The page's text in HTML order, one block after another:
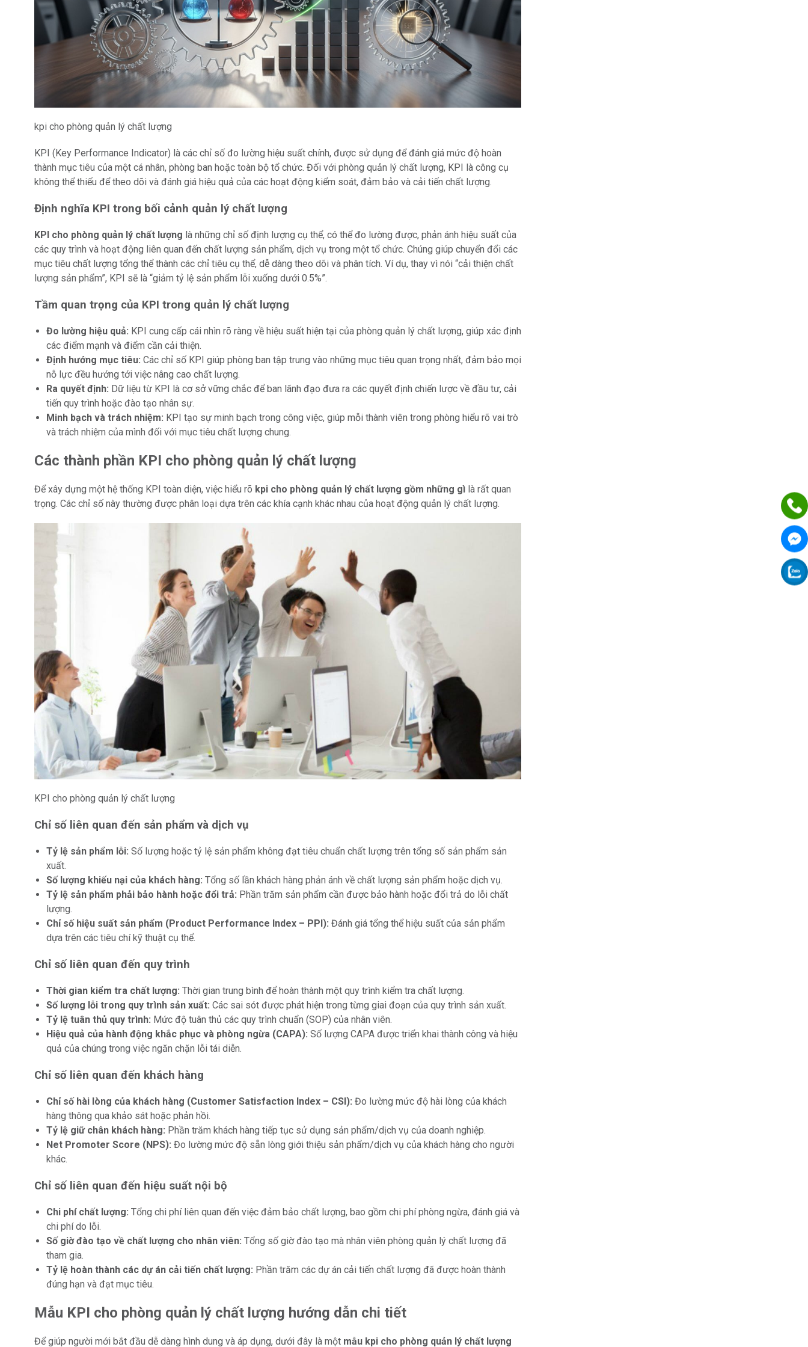
kpi cho phòng quản lý chất lượng
KPI (Key Performance Indicator) là các chỉ số đo lường hiệu suất chính, được sử dụng để đánh giá mức độ hoàn
thành mục tiêu của một cá nhân, phòng ban hoặc toàn bộ tổ chức. Đối với phòng quản lý chất lượng, KPI là công cụ
không thể thiếu để theo dõi và đánh giá hiệu quả của các hoạt động kiểm soát, đảm bảo và cải tiến chất lượng.
Định nghĩa KPI trong bối cảnh quản lý chất lượng
KPI cho phòng quản lý chất lượng là những chỉ số định lượng cụ thể, có thể đo lường được, phản ánh hiệu suất của
các quy trình và hoạt động liên quan đến chất lượng sản phẩm, dịch vụ trong một tổ chức. Chúng giúp chuyển đổi các
mục tiêu chất lượng tổng thể thành các chỉ tiêu cụ thể, dễ dàng theo dõi và phân tích. Ví dụ, thay vì nói “cải thiện chất
lượng sản phẩm”, KPI sẽ là “giảm tỷ lệ sản phẩm lỗi xuống dưới 0.5%”.
Tầm quan trọng của KPI trong quản lý chất lượng
Đo lường hiệu quả: KPI cung cấp cái nhìn rõ ràng về hiệu suất hiện tại của phòng quản lý chất lượng, giúp xác định
các điểm mạnh và điểm cần cải thiện.
Định hướng mục tiêu: Các chỉ số KPI giúp phòng ban tập trung vào những mục tiêu quan trọng nhất, đảm bảo mọi
nỗ lực đều hướng tới việc nâng cao chất lượng.
Ra quyết định: Dữ liệu từ KPI là cơ sở vững chắc để ban lãnh đạo đưa ra các quyết định chiến lược về đầu tư, cải
tiến quy trình hoặc đào tạo nhân sự.
Minh bạch và trách nhiệm: KPI tạo sự minh bạch trong công việc, giúp mỗi thành viên trong phòng hiểu rõ vai trò
và trách nhiệm của mình đối với mục tiêu chất lượng chung.
Các thành phần KPI cho phòng quản lý chất lượng
Để xây dựng một hệ thống KPI toàn diện, việc hiểu rõ kpi cho phòng quản lý chất lượng gồm những gì là rất quan
trọng. Các chỉ số này thường được phân loại dựa trên các khía cạnh khác nhau của hoạt động quản lý chất lượng.
KPI cho phòng quản lý chất lượng
Chỉ số liên quan đến sản phẩm và dịch vụ
Tỷ lệ sản phẩm lỗi: Số lượng hoặc tỷ lệ sản phẩm không đạt tiêu chuẩn chất lượng trên tổng số sản phẩm sản
xuất.
Số lượng khiếu nại của khách hàng: Tổng số lần khách hàng phản ánh về chất lượng sản phẩm hoặc dịch vụ.
Tỷ lệ sản phẩm phải bảo hành hoặc đổi trả: Phần trăm sản phẩm cần được bảo hành hoặc đổi trả do lỗi chất
lượng.
Chỉ số hiệu suất sản phẩm (Product Performance Index – PPI): Đánh giá tổng thể hiệu suất của sản phẩm
dựa trên các tiêu chí kỹ thuật cụ thể.
Chỉ số liên quan đến quy trình
Thời gian kiểm tra chất lượng: Thời gian trung bình để hoàn thành một quy trình kiểm tra chất lượng.
Số lượng lỗi trong quy trình sản xuất: Các sai sót được phát hiện trong từng giai đoạn của quy trình sản xuất.
Tỷ lệ tuân thủ quy trình: Mức độ tuân thủ các quy trình chuẩn (SOP) của nhân viên.
Hiệu quả của hành động khắc phục và phòng ngừa (CAPA): Số lượng CAPA được triển khai thành công và hiệu
quả của chúng trong việc ngăn chặn lỗi tái diễn.
Chỉ số liên quan đến khách hàng
Chỉ số hài lòng của khách hàng (Customer Satisfaction Index – CSI): Đo lường mức độ hài lòng của khách
hàng thông qua khảo sát hoặc phản hồi.
Tỷ lệ giữ chân khách hàng: Phần trăm khách hàng tiếp tục sử dụng sản phẩm/dịch vụ của doanh nghiệp.
Net Promoter Score (NPS): Đo lường mức độ sẵn lòng giới thiệu sản phẩm/dịch vụ của khách hàng cho người
khác.
Chỉ số liên quan đến hiệu suất nội bộ
Chi phí chất lượng: Tổng chi phí liên quan đến việc đảm bảo chất lượng, bao gồm chi phí phòng ngừa, đánh giá và
chi phí do lỗi.
Số giờ đào tạo về chất lượng cho nhân viên: Tổng số giờ đào tạo mà nhân viên phòng quản lý chất lượng đã
tham gia.
Tỷ lệ hoàn thành các dự án cải tiến chất lượng: Phần trăm các dự án cải tiến chất lượng đã được hoàn thành
đúng hạn và đạt mục tiêu.
Mẫu KPI cho phòng quản lý chất lượng hướng dẫn chi tiết
Để giúp người mới bắt đầu dễ dàng hình dung và áp dụng, dưới đây là một mẫu kpi cho phòng quản lý chất lượng